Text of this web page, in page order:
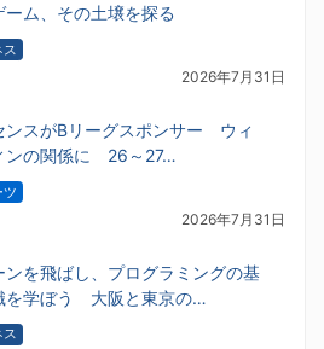
ーム、その土壌を探る
ス
2026年7月31日
ンスがBリーグスポンサー ウィ
ンの関係に 26～27…
ツ
2026年7月31日
ンを飛ばし、プログラミングの基
を学ぼう 大阪と東京の…
ス